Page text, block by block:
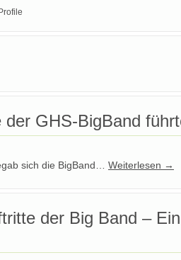
der GHS-BigBand
sich die BigBand… Weiterlesen →
der Big Band –